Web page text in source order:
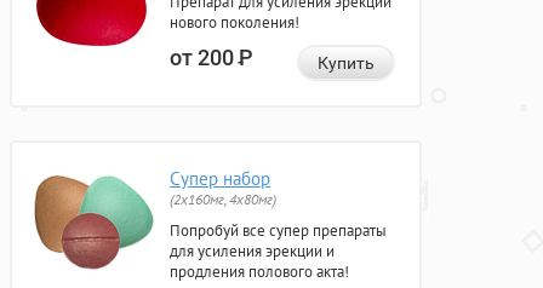
нового поколения!
от 200Р Купить
Супер набор
(2х160мг, 4х80мг)
Попробуй все супер препараты
для усиления эрекции и
продления полового акта!